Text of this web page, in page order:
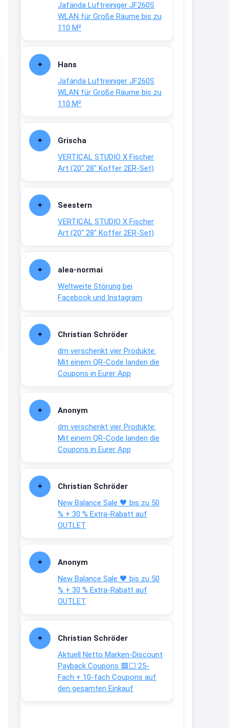
Jafända Luftreiniger JF260S
WLAN für Große Räume bis zu
110 M²
Hans
Jafända Luftreiniger JF260S
WLAN für Große Räume bis zu
110 M²
Grischa
VERTICAL STUDIO X Fischer
Art (20″ 28″ Koffer 2ER-Set)
Seestern
VERTICAL STUDIO X Fischer
Art (20″ 28″ Koffer 2ER-Set)
alea-normai
Weltweite Störung bei
Facebook und Instagram
Christian Schröder
dm verschenkt vier Produkte:
Mit einem QR-Code landen die
Coupons in Eurer App
Anonym
dm verschenkt vier Produkte:
Mit einem QR-Code landen die
Coupons in Eurer App
Christian Schröder
New Balance Sale 🖤 bis zu 50
% + 30 % Extra-Rabatt auf
OUTLET
Anonym
New Balance Sale 🖤 bis zu 50
% + 30 % Extra-Rabatt auf
OUTLET
Christian Schröder
Aktuell Netto Marken-Discount
Payback Coupons 🟦⬜ 25-
Fach + 10-fach Coupons auf
den gesamten Einkauf
Joachim
Ab diesem Jahr gibt es keine
Fielmann-Blinkis mehr / wurde
www.fielmann-
group.com/blinkis...
13:44
dich zu sehen, alles gut?
15:01
An 01.08. / Sensodyne Rabatt 3€
/ max. 15.000www.erlebe-
↩
www.meineapotheke.de/
2:19
↩
Joachim
www.linda.de/vorteile/coupons/...
2:21
↩
Gratis Hitzewarn-Aufkleber /
verfärbt sich ab 28 Grad /siehe
Text weiter unten
shop.bioeg.de/aufkleber-
achtun...
↩
Joachim
Gratis personalisierte 7-Tage
Ration Micronährstoffe/ Vitamine
↩
Joachim